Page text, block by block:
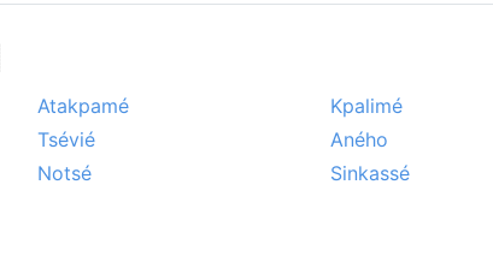
Atakpamé
Kpalimé
Tsévié
Aného
Notsé
Sinkassé